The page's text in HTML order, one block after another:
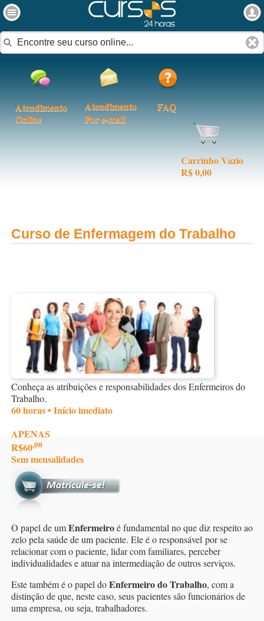
Atendimento
Online
Atendimento
Por e-mail
FAQ
Carrinho Vazio
R$ 0,00
Curso de Enfermagem do Trabalho
Conheça as atribuições e responsabilidades dos Enfermeiros do
Trabalho.
60 horas • Início imediato
APENAS
R$60,00
Sem mensalidades
O papel de umEnfermeiroé fundamental no que diz respeito ao
zelo pela saúde de um paciente. Ele é o responsável por se
relacionar com o paciente, lidar com familiares, perceber
individualidades e atuar na intermediação de outros serviços.
Este também é o papel doEnfermeiro do Trabalho, com a
distinção de que, neste caso, seus pacientes são funcionários de
uma empresa, ou seja, trabalhadores.